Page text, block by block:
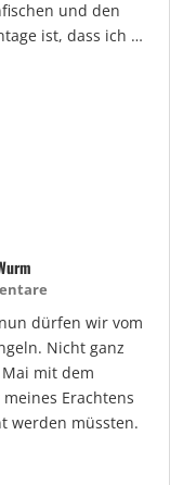
und den
ist, dass ich …
dürfen wir vom
Nicht ganz
mit dem
Erachtens
werden müssten.